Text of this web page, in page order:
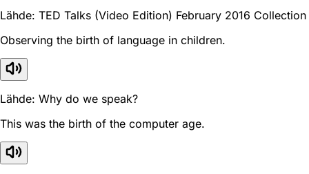
Lähde: TED Talks (Video Edition) February 2016 Collection
Observing the birth of language in children.
Lähde: Why do we speak?
This was the birth of the computer age.